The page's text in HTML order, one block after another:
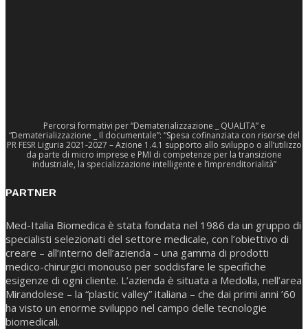
Percorsi formativi per “Dematerializzazione _ QUALITA” e
“Dematerializzazione _ Il documentale”: “Spesa cofinanziata con risorse del
PR FESR Liguria 2021-2027 – Azione 1.4.1 supporto allo sviluppo o all’utilizzo
da parte di micro imprese e PMI di competenze per la transizione
industriale, la specializzazione intelligente e l’imprenditorialità”
PARTNER
Med-Italia Biomedica è stata fondata nel 1986 da un gruppo di
specialisti selezionati del settore medicale, con l’obiettivo di
creare – all’interno dell’azienda – una gamma di prodotti
medico-chirurgici monouso per soddisfare le specifiche
esigenze di ogni cliente. L’azienda è situata a Medolla, nell’area
Mirandolese – la “plastic valley” italiana – che dai primi anni ’60
ha visto un enorme sviluppo nel campo delle tecnologie
biomedicali.